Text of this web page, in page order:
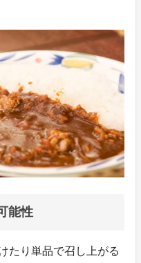
能性
たり単品で召し上がる